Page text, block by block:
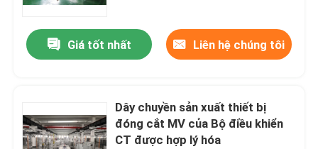
Giá tốt nhất Liên hệ chúng tôi
Dây chuyền sản xuất thiết bị
đóng cắt MV của Bộ điều khiển
CT được hợp lý hóa